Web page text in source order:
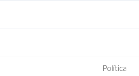
Política